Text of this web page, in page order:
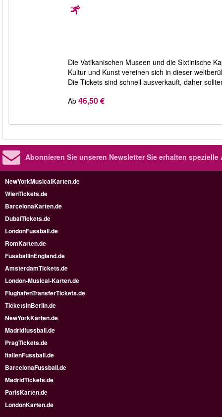
Die Vatikanischen Museen und die Sixtinische
Kultur und Kunst vereinen sich in dieser
Die Tickets sind schnell ausverkauft, daher
Ab 46,50 €
Abonnieren Sie unseren NewsletterSie erhalten spezielle
NewYorkMusicalKarten.de
WienTickets.de
BarcelonaKarten.de
DubaiTickets.de
LondonFussball.de
RomKarten.de
FussballinEngland.de
AmsterdamTickets.de
London-Musical-Karten.de
FlughafenTransferTickets.de
TicketsInBerlin.de
NewYorkKarten.de
Madridfussball.de
PragTickets.de
ItalienFussball.de
BarcelonaFussball.de
MadridTickets.de
ParisKarten.de
LondonKarten.de